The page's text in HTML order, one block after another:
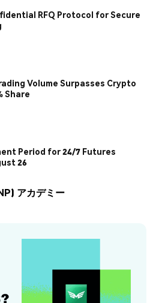
RFQ Protocol for Secure
Volume Surpasses Crypto
Share
Period for 24/7 Futures
26
アカデミー